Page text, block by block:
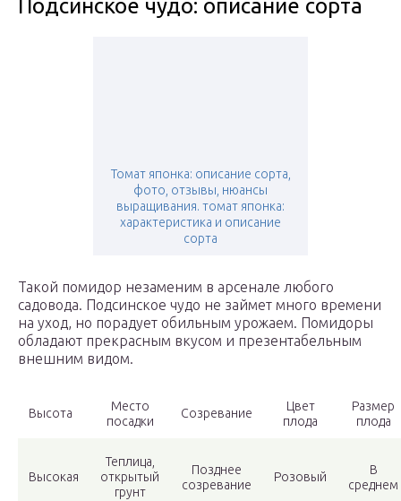
Подсинское чудо: описание сорта
Томат японка: описание сорта,
фото, отзывы, нюансы
выращивания. томат японка:
характеристика и описание
сорта
Такой помидор незаменим в арсенале любого
садовода. Подсинское чудо не займет много времени
на уход, но порадует обильным урожаем. Помидоры
обладают прекрасным вкусом и презентабельным
внешним видом.
Высота
Место
посадки
Созревание
Цвет
плода
Размер
плода
Высокая
Теплица,
открытый
грунт
Позднее
созревание
Розовый
В
среднем